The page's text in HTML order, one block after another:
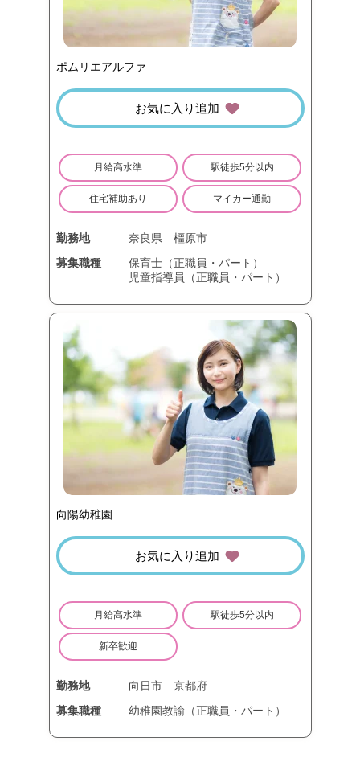
ポムリエアルファ
お気に入り追加
月給高水準 駅徒歩5分以内
住宅補助あり マイカー通勤
勤務地 奈良県
橿原市
募集職種
保育士（正職員・パート）
児童指導員（正職員・パート）
向陽幼稚園
お気に入り追加
月給高水準 駅徒歩5分以内
新卒歓迎
勤務地 向日市
京都府
募集職種
幼稚園教諭（正職員・パート）